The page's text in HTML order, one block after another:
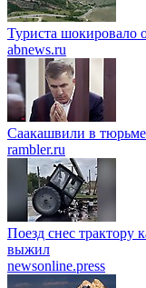
Туриста шокировало
abnews.ru
Саакашвили в тюрьме
rambler.ru
Поезд снес трактору
выжил
newsonline.press